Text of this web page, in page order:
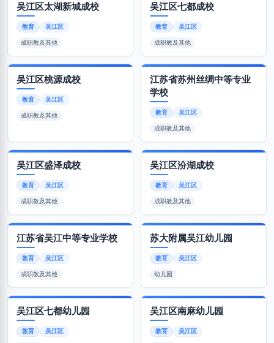
吴江区太湖新城成校
教育 吴江区
成职教及其他
吴江区七都成校
教育 吴江区
成职教及其他
吴江区桃源成校
教育 吴江区
成职教及其他
江苏省苏州丝绸中等专业
学校
教育 吴江区
成职教及其他
吴江区盛泽成校
教育 吴江区
成职教及其他
吴江区汾湖成校
教育 吴江区
成职教及其他
江苏省吴江中等专业学校
教育 吴江区
成职教及其他
苏大附属吴江幼儿园
教育 吴江区
幼儿园
吴江区七都幼儿园
教育 吴江区
吴江区南麻幼儿园
教育 吴江区